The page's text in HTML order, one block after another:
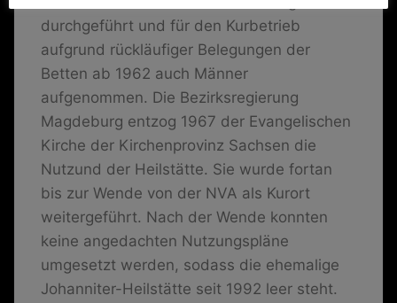
durchgeführt und für den Kurbetrieb
aufgrund rückläufiger Belegungen der
Betten ab 1962 auch Männer
aufgenommen. Die Bezirksregierung
Magdeburg entzog 1967 der Evangelischen
Kirche der Kirchenprovinz Sachsen die
Nutzund der Heilstätte. Sie wurde fortan
bis zur Wende von der NVA als Kurort
weitergeführt. Nach der Wende konnten
keine angedachten Nutzungspläne
umgesetzt werden, sodass die ehemalige
Johanniter-Heilstätte seit 1992 leer steht.